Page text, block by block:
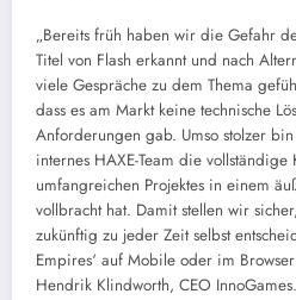
„Bereits früh haben wir die Gefahr
Titel von Flash erkannt und nach
viele Gespräche zu dem Thema
dass es am Markt keine technische
Anforderungen gab. Umso stolzer
internes HAXE-Team die
umfangreichen Projektes in einem
vollbracht hat. Damit stellen wir
zukünftig zu jeder Zeit selbst
Empires‘ auf Mobile oder im
Hendrik Klindworth, CEO InnoGames.